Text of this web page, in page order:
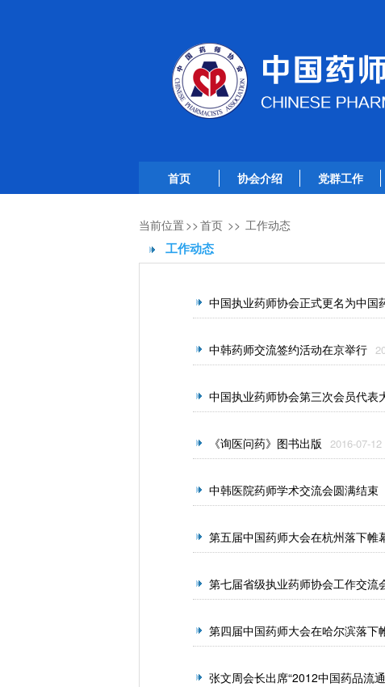
首页 协会介绍 党群工作
当前位置 >>首页 >> 工作动态
工作动态
中国执业药师协会正式更名为中国
中韩药师交流签约活动在京举行
中国执业药师协会第三次会员代表
《询医问药》图书出版 2016-07-12
中韩医院药师学术交流会圆满结束
第五届中国药师大会在杭州落下帷
第七届省级执业药师协会工作交流
第四届中国药师大会在哈尔滨落下
张文周会长出席“2012中国药品流